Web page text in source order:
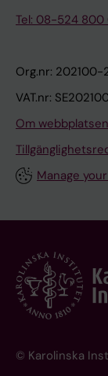
Tel: 08-524
Org.nr: 202100-
VAT.nr:
Om webbplatsen
Manage
© Karolinska